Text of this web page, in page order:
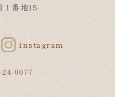
１番地15
Instagram
0077